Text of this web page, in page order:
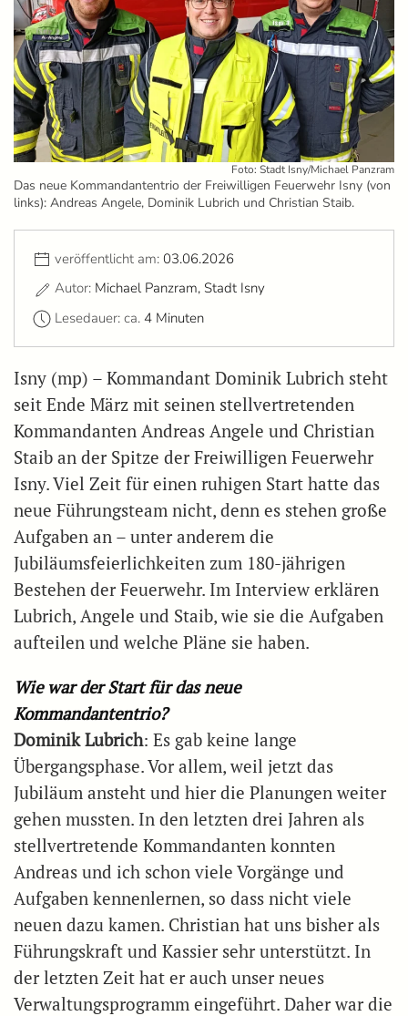
Foto: Stadt Isny/Michael Panzram
Das neue Kommandantentrio der Freiwilligen Feuerwehr Isny (von
links): Andreas Angele, Dominik Lubrich und Christian Staib.
veröffentlicht am: 03.06.2026
Autor: Michael Panzram, Stadt Isny
Lesedauer: ca. 4 Minuten
Isny (mp) – Kommandant Dominik Lubrich steht
seit Ende März mit seinen stellvertretenden
Kommandanten Andreas Angele und Christian
Staib an der Spitze der Freiwilligen Feuerwehr
Isny. Viel Zeit für einen ruhigen Start hatte das
neue Führungsteam nicht, denn es stehen große
Aufgaben an – unter anderem die
Jubiläumsfeierlichkeiten zum 180-jährigen
Bestehen der Feuerwehr. Im Interview erklären
Lubrich, Angele und Staib, wie sie die Aufgaben
aufteilen und welche Pläne sie haben.
Wie war der Start für das neue
Kommandantentrio?
Dominik Lubrich: Es gab keine lange
Übergangsphase. Vor allem, weil jetzt das
Jubiläum ansteht und hier die Planungen weiter
gehen mussten. In den letzten drei Jahren als
stellvertretende Kommandanten konnten
Andreas und ich schon viele Vorgänge und
Aufgaben kennenlernen, so dass nicht viele
neuen dazu kamen. Christian hat uns bisher als
Führungskraft und Kassier sehr unterstützt. In
der letzten Zeit hat er auch unser neues
Verwaltungsprogramm eingeführt. Daher war die